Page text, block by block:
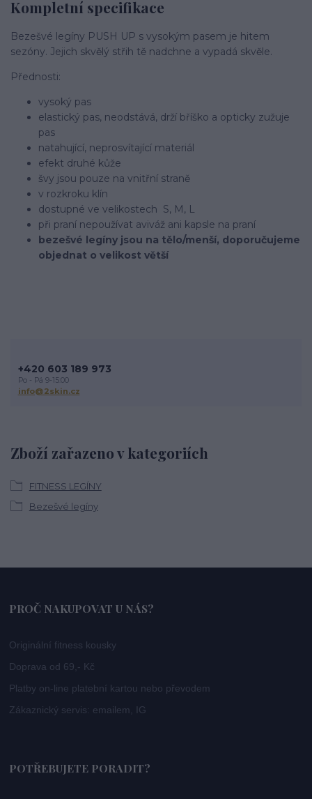
Kompletní specifikace
Bezešvé legíny PUSH UP s vysokým pasem je hitem
sezóny. Jejich skvělý střih tě nadchne a vypadá skvěle.
Přednosti:
vysoký pas
elastický pas, neodstává, drží bříško a opticky zužuje
pas
natahující, neprosvítající materiál
efekt druhé kůže
švy jsou pouze na vnitřní straně
v rozkroku klín
dostupné ve velikostech S, M, L
při praní nepoužívat aviváž ani kapsle na praní
bezešvé legíny jsou na tělo/menší, doporučujeme
objednat o velikost větší
Zboží zařazeno v kategoriích
FITNESS LEGÍNY
Bezešvé legíny
+420 603 189 973
Po - Pá 9-15:00
info@2skin.cz
PROČ NAKUPOVAT U NÁS?
Originální fitness kousky
Doprava od 69,- Kč
Platby on-line platební kartou nebo převodem
Zákaznický servis: emailem, IG
POTŘEBUJETE PORADIT?